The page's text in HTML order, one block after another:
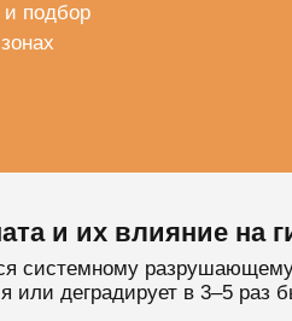
подбор
и их влияние на
системному
деградирует в 3–5 раз